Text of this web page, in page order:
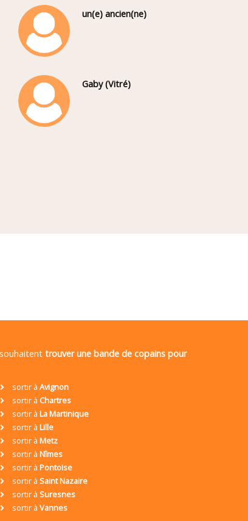
un(e) ancien(ne)
Gaby (Vitré)
trouver une bande de copains pour
sortir à Avignon
sortir à Chartres
sortir à La Martinique
sortir à Lille
sortir à Metz
sortir à Nîmes
sortir à Pontoise
sortir à Saint Nazaire
sortir à Suresnes
sortir à Vannes